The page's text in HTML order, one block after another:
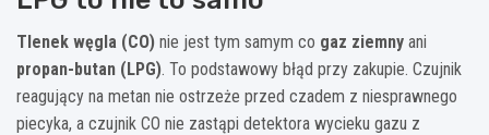
Tlenek węgla (CO) nie jest tym samym co gaz ziemny ani
propan-butan (LPG). To podstawowy błąd przy zakupie. Czujnik
reagujący na metan nie ostrzeże przed czadem z niesprawnego
piecyka, a czujnik CO nie zastąpi detektora wycieku gazu z